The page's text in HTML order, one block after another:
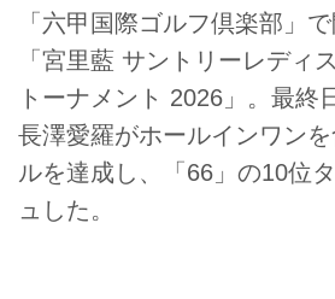
「六甲国際ゴルフ倶楽部」
「宮里藍 サントリーレディ
トーナメント 2026」。最終
長澤愛羅がホールインワン
ルを達成し、「66」の10位
ュした。